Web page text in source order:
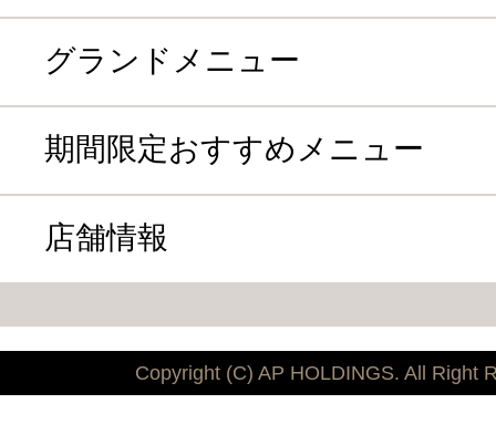
グランドメニュー
期間限定おすすめメニュー
店舗情報
Copyright (C) AP HOLDINGS. All Right